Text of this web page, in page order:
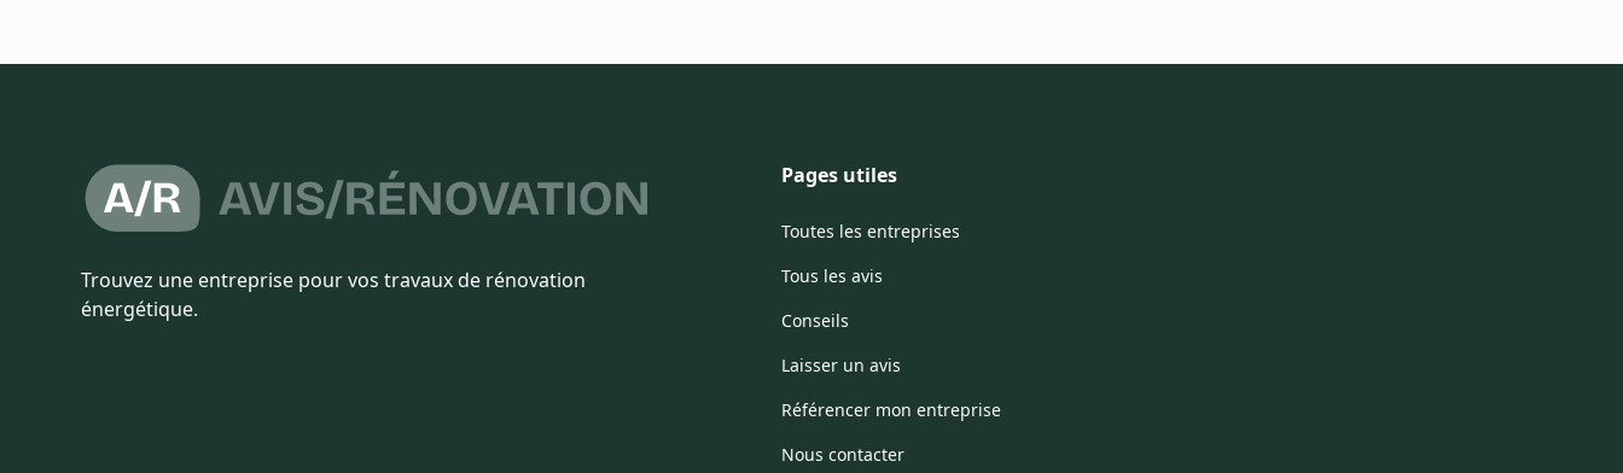
Trouvez une entreprise pour vos travaux de rénovation
énergétique.
Pages utiles
Toutes les entreprises
Tous les avis
Conseils
Laisser un avis
Référencer mon entreprise
Nous contacter